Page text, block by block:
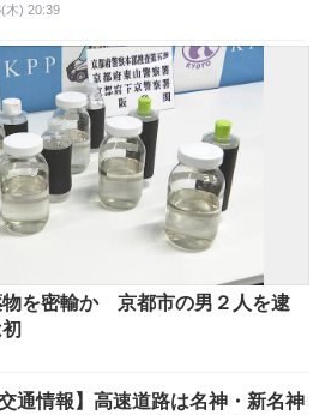
木) 20:39
物を密輸か 京都市の男２人を逮
交通情報】高速道路は名神・新名神